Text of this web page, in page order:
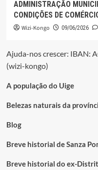
ADMINISTRAÇÃO
CONDIÇÕES DE
Wizi-Kongo 09/06/2026
Ajuda-nos crescer: IBAN:
(wizi-kongo)
A população do Uige
Belezas naturais da
Blog
Breve historial de Sanza
Breve historial do ex-